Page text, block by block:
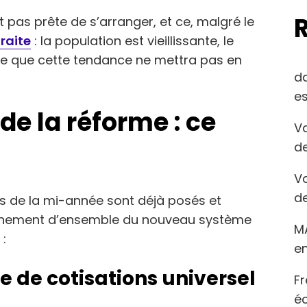
prête de s’arranger, et ce, malgré le
: la population est vieillissante, le
que cette tendance ne mettra pas en
la réforme : ce
de la mi-année sont déjà posés et
d’ensemble du nouveau système
de cotisations universel